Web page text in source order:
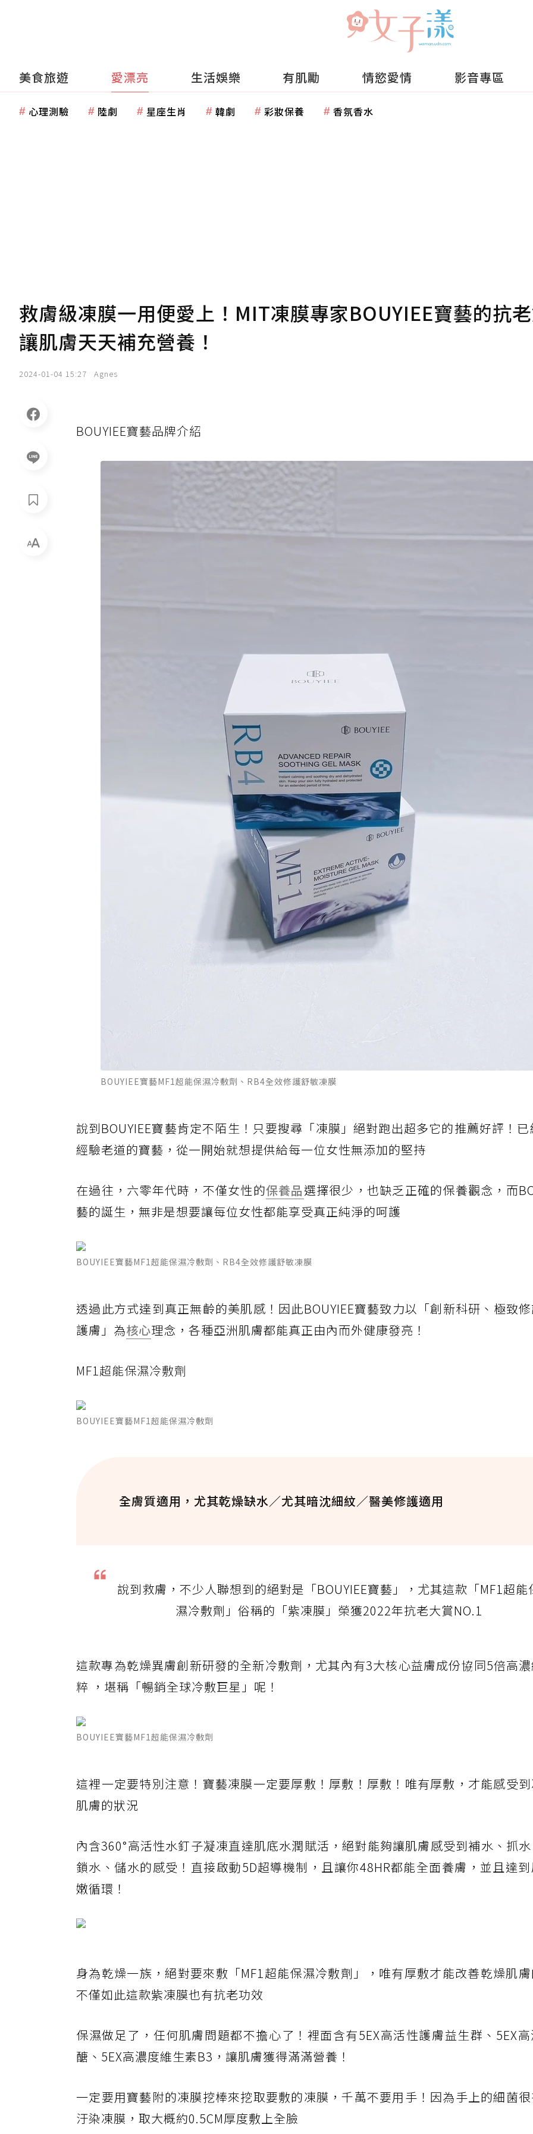
美食旅遊 愛漂亮 生活娛樂 有肌勵 情慾愛情 影音專區
心理測驗 陸劇 星座生肖 韓劇 彩妝保養 香氛香水
救膚級凍膜一用便愛上！MIT凍膜專家BOUYIEE寶藝的抗
讓肌膚天天補充營養！
2024-01-04 15:27 Agnes
BOUYIEE寶藝品牌介紹
BOUYIEE寶藝MF1超能保濕冷敷劑、RB4全效修護舒敏凍膜
說到BOUYIEE寶藝肯定不陌生！只要搜尋「凍膜」絕對跑出超多它的推薦好評！
經驗老道的寶藝，從一開始就想提供給每一位女性無添加的堅持
在過往，六零年代時，不僅女性的保養品選擇很少，也缺乏正確的保養觀念，而
藝的誕生，無非是想要讓每位女性都能享受真正純淨的呵護
BOUYIEE寶藝MF1超能保濕冷敷劑、RB4全效修護舒敏凍膜
透過此方式達到真正無齡的美肌感！因此BOUYIEE寶藝致力以「創新科研、極致
護膚」為核心理念，各種亞洲肌膚都能真正由內而外健康發亮！
MF1超能保濕冷敷劑
BOUYIEE寶藝MF1超能保濕冷敷劑
全膚質適用，尤其乾燥缺水／尤其暗沈細紋／醫美修護適用
說到救膚，不少人聯想到的絕對是「BOUYIEE寶藝」，尤其這款「MF1超能
濕冷敷劑」俗稱的「紫凍膜」榮獲2022年抗老大賞NO.1
這款專為乾燥異膚創新研發的全新冷敷劑，尤其內有3大核心益膚成份協同5倍高
粹 ，堪稱「暢銷全球冷敷巨星」呢！
BOUYIEE寶藝MF1超能保濕冷敷劑
這裡一定要特別注意！寶藝凍膜一定要厚敷！厚敷！厚敷！唯有厚敷，才能感受
肌膚的狀況
內含360°高活性水釘子凝凍直達肌底水潤賦活，絕對能夠讓肌膚感受到補水、抓
鎖水、儲水的感受！直接啟動5D超導機制，且讓你48HR都能全面養膚，並且達
嫩循環！
身為乾燥一族，絕對要來敷「MF1超能保濕冷敷劑」，唯有厚敷才能改善乾燥肌
不僅如此這款紫凍膜也有抗老功效
保濕做足了，任何肌膚問題都不擔心了！裡面含有5EX高活性護膚益生群、5EX
醣、5EX高濃度維生素B3，讓肌膚獲得滿滿營養！
一定要用寶藝附的凍膜挖棒來挖取要敷的凍膜，千萬不要用手！因為手上的細菌
汙染凍膜，取大概約0.5CM厚度敷上全臉